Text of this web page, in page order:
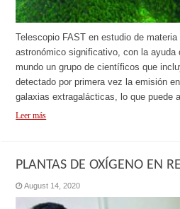
Telescopio FAST en estudio de
astronómico significativo, con la ayuda
mundo un grupo de científicos que
detectado por primera vez la emisión
galaxias extragalácticas, lo que puede
Leer más
PLANTAS DE OXÍGENO EN
August 14, 2020